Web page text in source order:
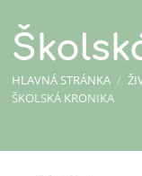
HLAVNÁ STRÁNKA /
ŠKOLSKÁ KRONIKA